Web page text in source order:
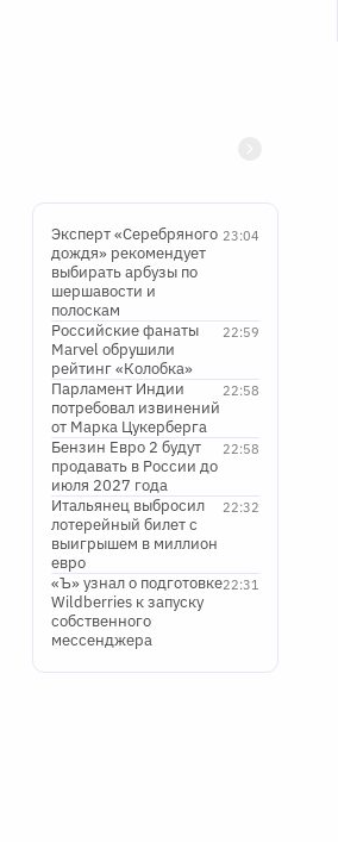
23:04
Эксперт «Серебряного
дождя» рекомендует
выбирать арбузы по
шершавости и
полоскам
22:59
Российские фанаты
Marvel обрушили
рейтинг «Колобка»
22:58
Парламент Индии
потребовал извинений
от Марка Цукерберга
22:58
Бензин Евро 2 будут
продавать в России до
июля 2027 года
22:32
Итальянец выбросил
лотерейный билет с
выигрышем в миллион
евро
22:31
«Ъ» узнал о подготовке
Wildberries к запуску
собственного
мессенджера